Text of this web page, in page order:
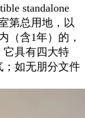
standalone
第总用地，以
（含1年）的，
它具有四大特
如无朋分文件